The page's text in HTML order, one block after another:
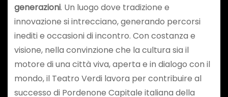
generazioni. Un luogo dove tradizione e
innovazione si intrecciano, generando percorsi
inediti e occasioni di incontro. Con costanza e
visione, nella convinzione che la cultura sia il
motore di una città viva, aperta e in dialogo con il
mondo, il Teatro Verdi lavora per contribuire al
successo di Pordenone Capitale italiana della